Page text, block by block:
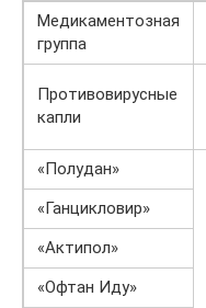
Медикаментозная
группа
Противовирусные
капли
«Полудан»
«Ганцикловир»
«Актипол»
«Офтан Иду»